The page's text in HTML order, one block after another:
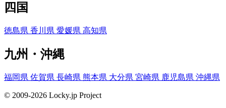
四国
徳島県 香川県 愛媛県 高知県
九州・沖縄
福岡県 佐賀県 長崎県 熊本県 大分県 宮崎県 鹿児島県 沖縄県
© 2009-2026 Locky.jp Project